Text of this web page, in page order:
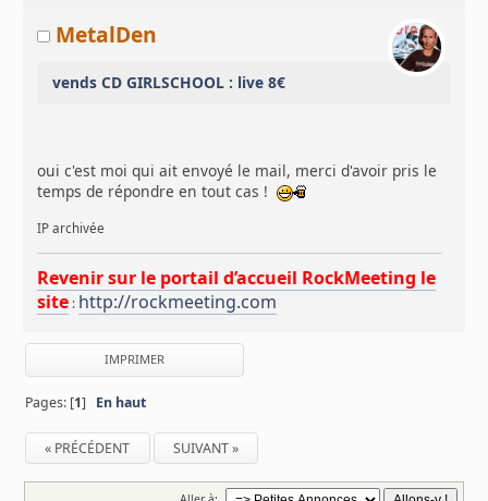
MetalDen
vends CD GIRLSCHOOL : live 8€
oui c'est moi qui ait envoyé le mail, merci d'avoir pris le
temps de répondre en tout cas !
IP archivée
Revenir sur le portail d’accueil RockMeeting le
site : http://rockmeeting.com
IMPRIMER
Pages: [1] En haut
« PRÉCÉDENT SUIVANT »